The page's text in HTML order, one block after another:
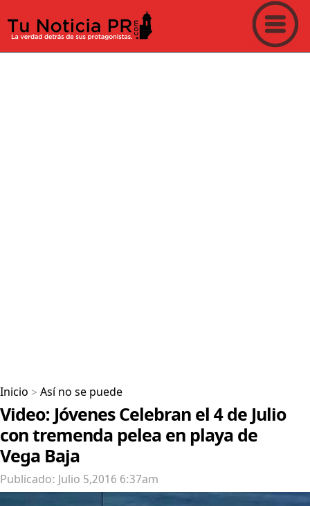
Inicio > Así no se puede
Video: Jóvenes Celebran el 4 de Julio
con tremenda pelea en playa de
Vega Baja
Publicado: Julio 5,2016 6:37am